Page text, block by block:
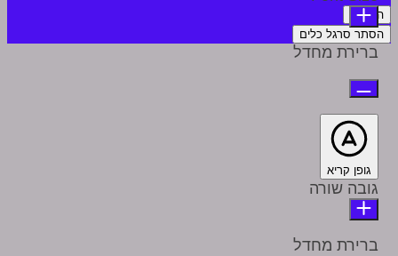
הצהרה
הסתר סרגל כלים
ברירת מחדל
גופן קריא
גובה שורה
ברירת מחדל